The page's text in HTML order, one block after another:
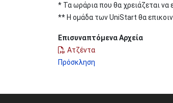
* Τα ωράρια που θα χρειάζεται να
** Η ομάδα των UniStart θα
Επισυναπτόμενα Αρχεία
Ατζέντα
Πρόσκληση